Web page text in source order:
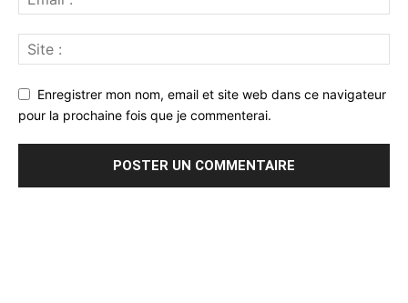
Enregistrer mon nom, email et site web dans ce navigateur
pour la prochaine fois que je commenterai.